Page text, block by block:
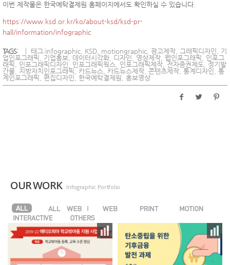
이번 제작물은 한국예탁결제원 홈페이지에서도 확인하실 수 있습니다.
https://www.ksd.or.kr/ko/about-ksd/ksd-pr-
hall/information/infographic
TAGS: 태그:infographic KSD motiongraphic 광고제작 그래픽디자인
기
업인포그래픽
기업홍보, 데이터시각화 디자인 , 영상제작 웹인포그래픽
인포그
래픽
인포그래픽디자인 인포그래픽웍스 인포그래픽제작 전자증권제도
정기발
간물 지방자치인포그래픽 카드뉴스 카드뉴스제작 콘텐츠제작 통계디자인 통
계인포그래픽 편집디자인 한국예탁결제원 홍보영상
OUR WORK Infographic Portfolio